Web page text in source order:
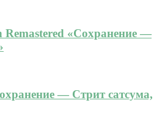
Remastered «Сохранение —
— Стрит сатсума,